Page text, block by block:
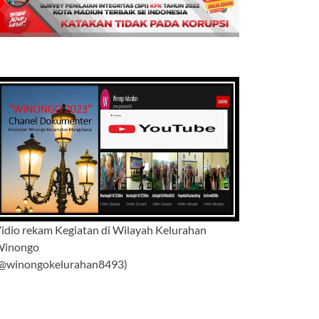
rekam Kegiatan di Wilayah Kelurahan